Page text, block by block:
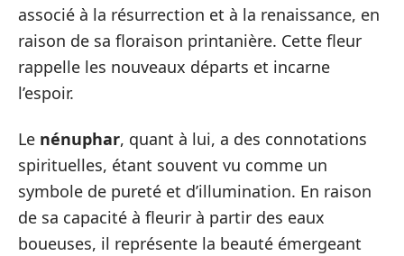
associé à la résurrection et à la renaissance, en
raison de sa floraison printanière. Cette fleur
rappelle les nouveaux départs et incarne
l’espoir.
Le nénuphar, quant à lui, a des connotations
spirituelles, étant souvent vu comme un
symbole de pureté et d’illumination. En raison
de sa capacité à fleurir à partir des eaux
boueuses, il représente la beauté émergeant